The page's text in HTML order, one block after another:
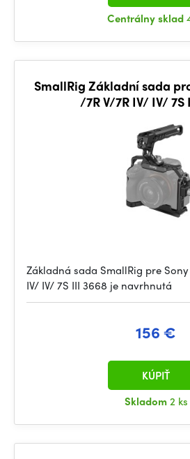
Centrálny sklad
SmallRig Základní sada
/7R V/7R IV/ IV/
Základná sada SmallRig pre
IV/ IV/ 7S III 3668 je navrhnutá
156 €
Skladom2 ks
KÚPIŤ